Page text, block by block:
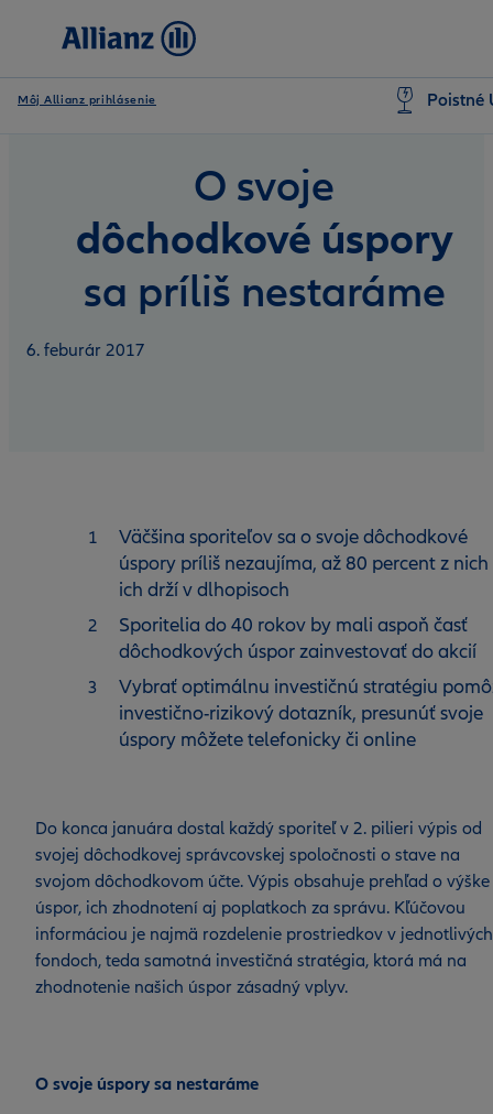
Môj Allianz prihlásenie Poistné
O svoje
dôchodkové úspory
sa príliš nestaráme
6. feburár 2017
Väčšina sporiteľov sa o svoje dôchodkové
úspory príliš nezaujíma, až 80 percent z nich
ich drží v dlhopisoch
Sporitelia do 40 rokov by mali aspoň časť
dôchodkových úspor zainvestovať do akcií
Vybrať optimálnu investičnú stratégiu
investično-rizikový dotazník, presunúť svoje
úspory môžete telefonicky či online
Do konca januára dostal každý sporiteľ v 2. pilieri výpis od
svojej dôchodkovej správcovskej spoločnosti o stave na
svojom dôchodkovom účte. Výpis obsahuje prehľad o výške
úspor, ich zhodnotení aj poplatkoch za správu. Kľúčovou
informáciou je najmä rozdelenie prostriedkov v jednotlivých
fondoch, teda samotná investičná stratégia, ktorá má na
zhodnotenie našich úspor zásadný vplyv.
O svoje úspory sa nestaráme